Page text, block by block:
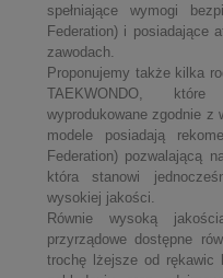
spełniające wymogi
Federation) i posiadające
zawodach.
Proponujemy także kilka
TAEKWONDO,
wyprodukowane zgodnie z
modele posiadają
Federation) pozwalającą
która stanowi
wysokiej jakości.
Równie wysoką
przyrządowe dostępne
trochę lżejsze od rękawic